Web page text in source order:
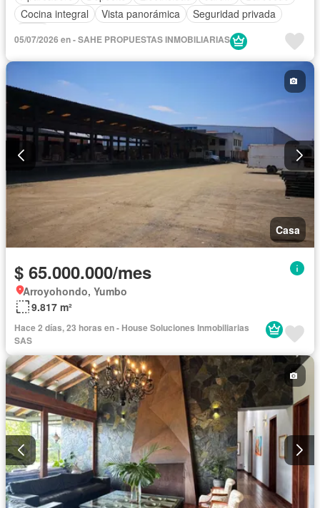
Cocina integral
Vista panorámica
Seguridad privada
05/07/2026 en - SAHE PROPUESTAS INMOBILIARIAS
Casa
$ 65.000.000/mes
Arroyohondo, Yumbo
9.817 m²
Hace 2 días, 23 horas en - House Soluciones Inmobiliarias
SAS